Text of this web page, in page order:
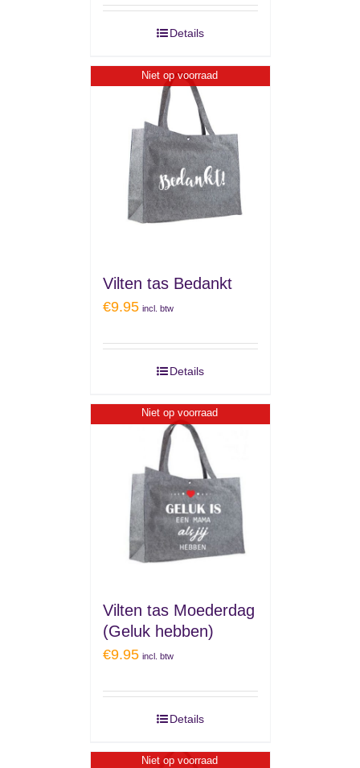
Details
Niet op voorraad
Vilten tas Bedankt
€9.95 incl. btw
Details
Niet op voorraad
Vilten tas Moederdag
(Geluk hebben)
€9.95 incl. btw
Details
Niet op voorraad